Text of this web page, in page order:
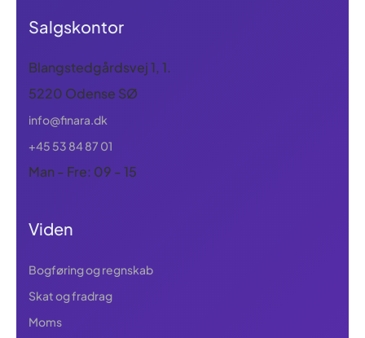
Salgskontor
Blangstedgårdsvej 1, 1.
5220 Odense SØ
info@finara.dk
+45 53 84 87 01
Man - Fre: 09 - 15
Viden
Bogføring og regnskab
Skat og fradrag
Moms